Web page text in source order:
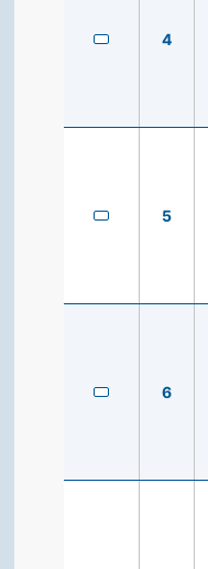
4
5
6